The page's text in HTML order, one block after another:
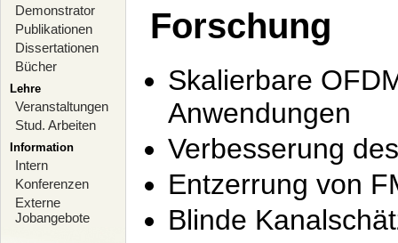
Demonstrator
Publikationen
Dissertationen
Bücher
Lehre
Veranstaltungen
Stud. Arbeiten
Information
Intern
Konferenzen
Externe
Jobangebote
Forschung
Skalierbare
Anwendungen
Verbesserung
Entzerrung von
Blinde